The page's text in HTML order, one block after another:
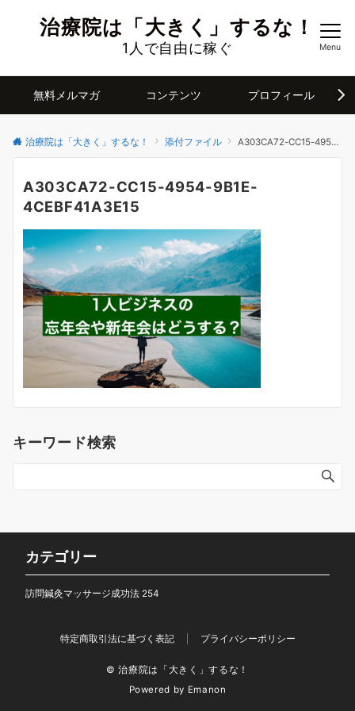
治療院は「大きく」するな！
1人で自由に稼ぐ Menu
無料メルマガ コンテンツ プロフィール
治療院は「大きく」するな！ 添付ファイル A303CA72-CC15-4954-9B1E-4CEBF41A3E15
A303CA72-CC15-4954-9B1E-
4CEBF41A3E15
キーワード検索
カテゴリー
訪問鍼灸マッサージ成功法 254
特定商取引法に基づく表記 プライバシーポリシー
© 治療院は「大きく」するな！
Powered by Emanon